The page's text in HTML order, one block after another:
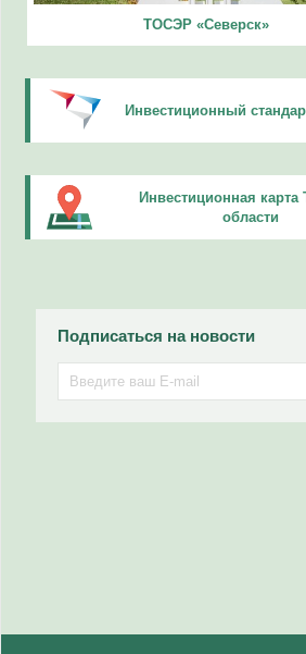
ТОСЭР «Северск»
Инвестиционный
Инвестиционная карта
области
Подписаться на новости